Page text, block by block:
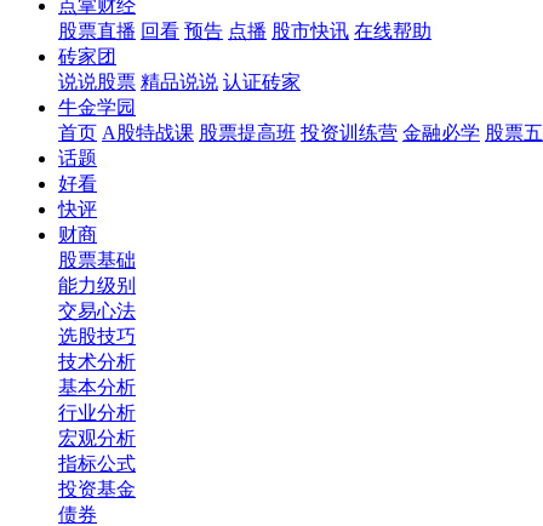
点掌财经
股票直播 回看 预告 点播 股市快讯 在线帮助
砖家团
说说股票 精品说说 认证砖家
牛金学园
首页 A股特战课 股票提高班 投资训练营 金融必学 股票
话题
好看
快评
财商
股票基础
能力级别
交易心法
选股技巧
技术分析
基本分析
行业分析
宏观分析
指标公式
投资基金
债券